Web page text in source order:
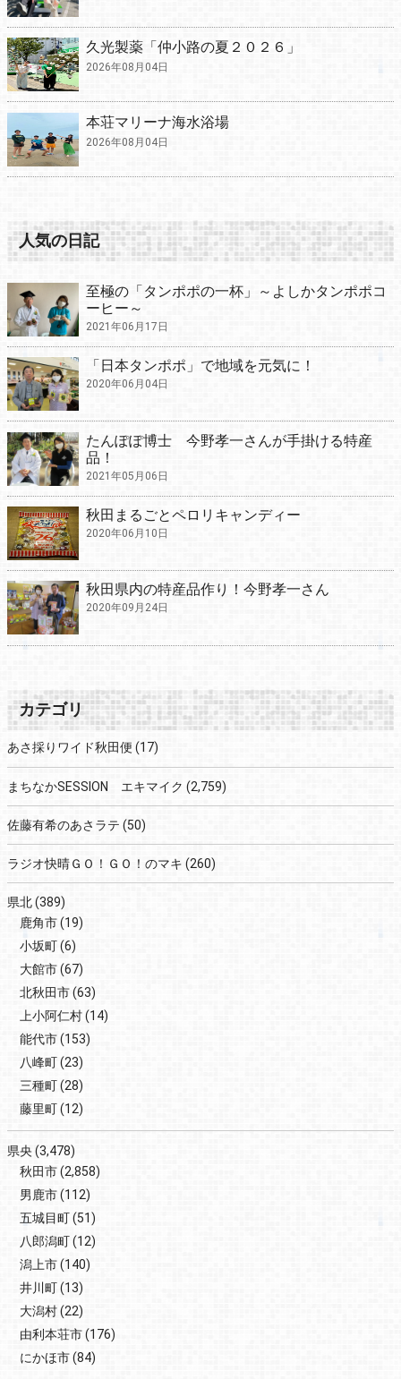
久光製薬「仲小路の夏２０２６」
2026年08月04日
本荘マリーナ海水浴場
2026年08月04日
人気の日記
至極の「タンポポの一杯」～よしかタンポポコ
ーヒー～
2021年06月17日
「日本タンポポ」で地域を元気に！
2020年06月04日
たんぽぽ博士 今野孝一さんが手掛ける特産
品！
2021年05月06日
秋田まるごとペロリキャンディー
2020年06月10日
秋田県内の特産品作り！今野孝一さん
2020年09月24日
カテゴリ
あさ採りワイド秋田便 (17)
まちなかSESSION エキマイク (2,759)
佐藤有希のあさラテ (50)
ラジオ快晴ＧＯ！ＧＯ！のマキ (260)
県北(389)
鹿角市(19)
小坂町(6)
大館市(67)
北秋田市(63)
上小阿仁村(14)
能代市(153)
八峰町(23)
三種町(28)
藤里町(12)
県央(3,478)
秋田市(2,858)
男鹿市(112)
五城目町(51)
八郎潟町(12)
潟上市(140)
井川町(13)
大潟村(22)
由利本荘市(176)
にかほ市(84)